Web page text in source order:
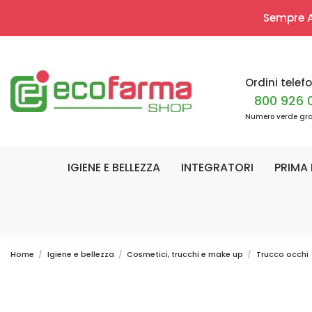
Sempre
Ordini
800 926
Numero verde
IGIENE E BELLEZZA INTEGRATORI PRIMA
Home Igiene e bellezza Cosmetici, trucchi e make up Trucco occhi